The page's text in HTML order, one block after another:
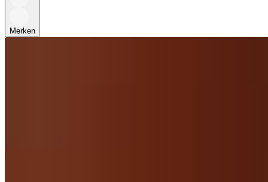
Merken